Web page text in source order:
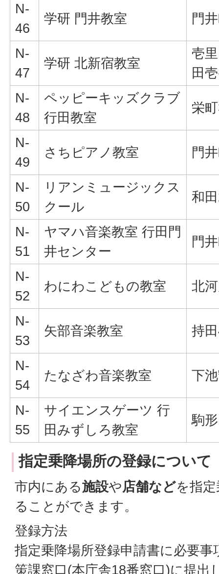
N-
46
学研 門井教室 門
N-
47
学研 北新宿教室
壱
田
N-
48
ペッピーキッズクラブ
行田教室
栄
N-
49
さちピアノ教室 門
N-
50
リアンミュージックス
クール
和
N-
51
ヤマハ音楽教室 行田門
井センター
門
N-
52
わにわこどもの教室 北
N-
53
矢部音楽教室 持
N-
54
たなざわ音楽教室 下
N-
55
サイエンスゲーツ 行
田みずしろ教室
駒
指定乗降場所の登録について
市内にある施設や店舗などを指
ることができます。
登録方法
指定乗降場所登録申請書に必要
策課窓口(本庁舎18番窓口)に提出